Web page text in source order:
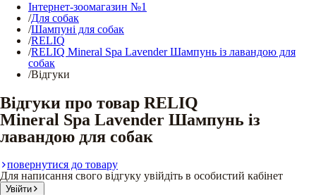
Інтернет-зоомагазин №1
/Для собак
/Шампуні для собак
/RELIQ
/RELIQ Mineral Spa Lavender Шампунь із лавандою для
собак
/Відгуки
Відгуки про товар RELIQ
Mineral Spa Lavender Шампунь із
лавандою для собак
повернутися до товару
Для написання свого відгуку увійдіть в особистий кабінет
Увійти